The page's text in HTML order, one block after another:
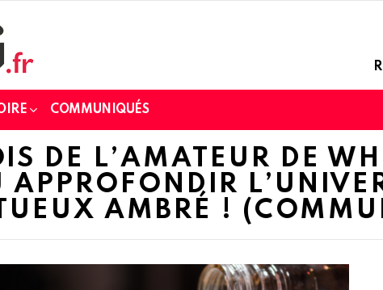
COMMUNIQUÉS
DE L’AMATEUR DE
APPROFONDIR
AMBRÉ !